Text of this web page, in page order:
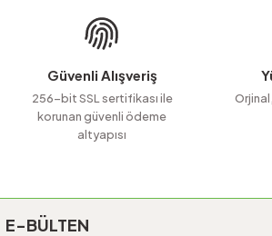
Ürün fiyatı diğer sitelerden daha pahalı.
Bu ürüne benzer farklı alternatifler olmalı.
Güvenli Alışveriş
256-bit SSL sertifikası ile
korunan güvenli ödeme
altyapısı
E-BÜLTEN